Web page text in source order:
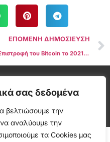
σας δεδομένα
βελτιώσουμε την
να αναλύουμε την
τα Cookies μας
ΕΠΟΜΕΝΗ ΔΗΜΟΣΙΕΥΣΗ
Επιστροφή του Bitcoin το 2021: Οι γερασμένες φάλαινες BTC επανεμφανίζονται, αλλά τι σημαίνει αυτό;
reserved